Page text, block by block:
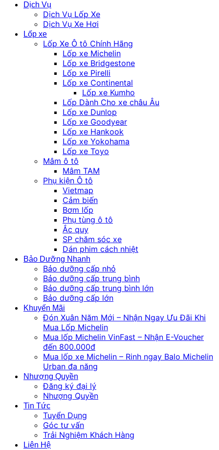
Dịch Vụ
Dịch Vụ Lốp Xe
Dịch Vụ Xe Hơi
Lốp xe
Lốp Xe Ô tô Chính Hãng
Lốp xe Michelin
Lốp xe Bridgestone
Lốp xe Pirelli
Lốp xe Continental
Lốp xe Kumho
Lốp Dành Cho xe châu Âu
Lốp xe Dunlop
Lốp xe Goodyear
Lốp xe Hankook
Lốp xe Yokohama
Lốp xe Toyo
Mâm ô tô
Mâm TAM
Phụ kiện Ô tô
Vietmap
Cảm biến
Bơm lốp
Phụ tùng ô tô
Ắc quy
SP chăm sóc xe
Dán phim cách nhiệt
Bảo Dưỡng Nhanh
Bảo dưỡng cấp nhỏ
Bảo dưỡng cấp trung bình
Bảo dưỡng cấp trung bình lớn
Bảo dưỡng cấp lớn
Khuyến Mãi
Đón Xuân Năm Mới – Nhận Ngay Ưu Đãi Khi
Mua Lốp Michelin
Mua lốp Michelin VinFast – Nhận E-Voucher
đến 800.000đ
Mua lốp xe Michelin – Rinh ngay Balo Michelin
Urban đa năng
Nhượng Quyền
Đăng ký đại lý
Nhượng Quyền
Tin Tức
Tuyển Dụng
Góc tư vấn
Trải Nghiệm Khách Hàng
Liên Hệ